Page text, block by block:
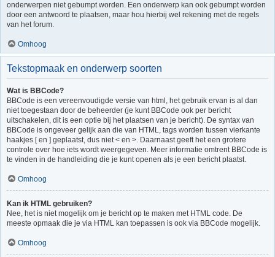
onderwerpen niet gebumpt worden. Een onderwerp kan ook gebumpt worden
door een antwoord te plaatsen, maar hou hierbij wel rekening met de regels
van het forum.
Omhoog
Tekstopmaak en onderwerp soorten
Wat is BBCode?
BBCode is een vereenvoudigde versie van html, het gebruik ervan is al dan
niet toegestaan door de beheerder (je kunt BBCode ook per bericht
uitschakelen, dit is een optie bij het plaatsen van je bericht). De syntax van
BBCode is ongeveer gelijk aan die van HTML, tags worden tussen vierkante
haakjes [ en ] geplaatst, dus niet < en >. Daarnaast geeft het een grotere
controle over hoe iets wordt weergegeven. Meer informatie omtrent BBCode is
te vinden in de handleiding die je kunt openen als je een bericht plaatst.
Omhoog
Kan ik HTML gebruiken?
Nee, het is niet mogelijk om je bericht op te maken met HTML code. De
meeste opmaak die je via HTML kan toepassen is ook via BBCode mogelijk.
Omhoog